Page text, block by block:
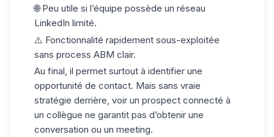
🌐 Peu utile si l’équipe possède un réseau
LinkedIn limité.
⚠️ Fonctionnalité rapidement sous-exploitée
sans process ABM clair.
Au final, il permet surtout à identifier une
opportunité de contact. Mais sans vraie
stratégie derrière, voir un prospect connecté à
un collègue ne garantit pas d’obtenir une
conversation ou un meeting.